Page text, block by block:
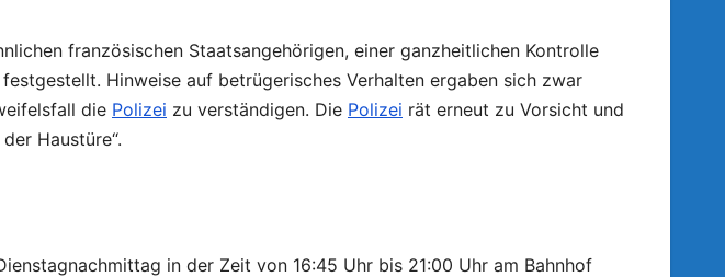
französischen Staatsangehörigen, einer ganzheitlichen Kontrolle
Hinweise auf betrügerisches Verhalten ergaben sich zwar
die Polizei zu verständigen. Die Polizei rät erneut zu Vorsicht und
Haustüre“.
in der Zeit von 16:45 Uhr bis 21:00 Uhr am Bahnhof